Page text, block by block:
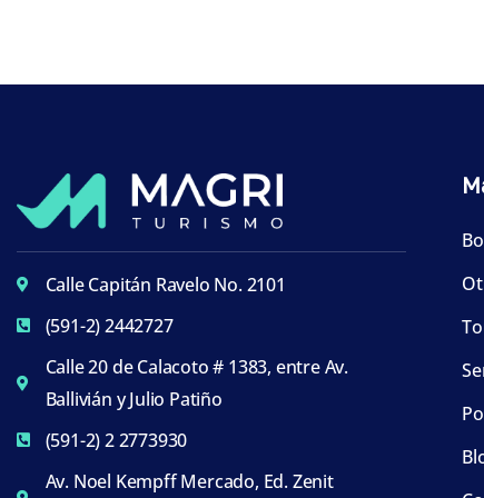
Calle Capitán Ravelo No. 2101
(591-2) 2442727
Calle 20 de Calacoto # 1383, entre Av.
Ballivián y Julio Patiño
(591-2) 2 2773930
Av. Noel Kempff Mercado, Ed. Zenit